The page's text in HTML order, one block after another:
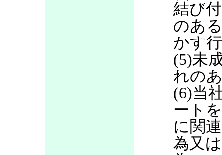
結び
のあ
かす
(5)未
れの
(6)当
ート
に関
為又